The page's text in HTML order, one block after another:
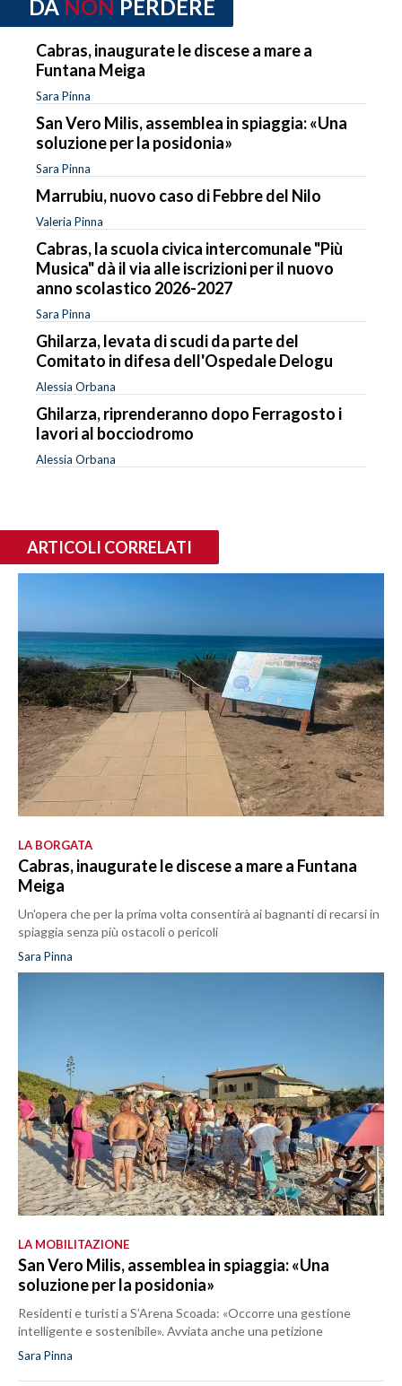
DA NON PERDERE
Cabras, inaugurate le discese a mare a
Funtana Meiga
Sara Pinna
San Vero Milis, assemblea in spiaggia: «Una
soluzione per la posidonia»
Sara Pinna
Marrubiu, nuovo caso di Febbre del Nilo
Valeria Pinna
Cabras, la scuola civica intercomunale "Più
Musica" dà il via alle iscrizioni per il nuovo
anno scolastico 2026-2027
Sara Pinna
Ghilarza, levata di scudi da parte del
Comitato in difesa dell'Ospedale Delogu
Alessia Orbana
Ghilarza, riprenderanno dopo Ferragosto i
lavori al bocciodromo
Alessia Orbana
ARTICOLI CORRELATI
LA BORGATA
Cabras, inaugurate le discese a mare a Funtana
Meiga
Un'opera che per la prima volta consentirà ai bagnanti di recarsi in
spiaggia senza più ostacoli o pericoli
Sara Pinna
LA MOBILITAZIONE
San Vero Milis, assemblea in spiaggia: «Una
soluzione per la posidonia»
Residenti e turisti a S’Arena Scoada: «Occorre una gestione
intelligente e sostenibile». Avviata anche una petizione
Sara Pinna